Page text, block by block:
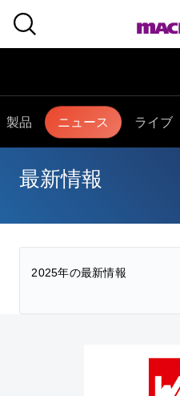
製品・サービス
イベント・
セミナー 取扱メーカー
半導体事業HOME
マクニカの製品・サービス
技術情報
イベント・セミナー
製品 ニュース ライブ
最新情報